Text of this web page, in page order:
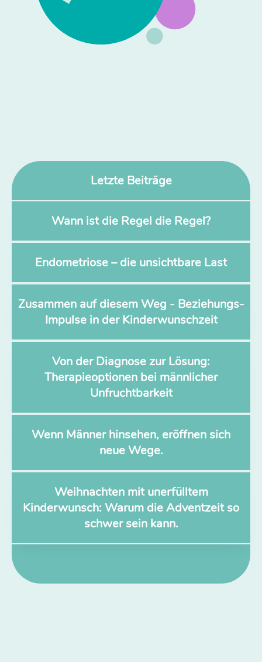
Letzte Beiträge
Wann ist die Regel die Regel?
Endometriose – die unsichtbare Last
Zusammen auf diesem Weg - Beziehungs-
Impulse in der Kinderwunschzeit
Von der Diagnose zur Lösung:
Therapieoptionen bei männlicher
Unfruchtbarkeit
Wenn Männer hinsehen, eröffnen sich
neue Wege.
Weihnachten mit unerfülltem
Kinderwunsch: Warum die Adventzeit so
schwer sein kann.